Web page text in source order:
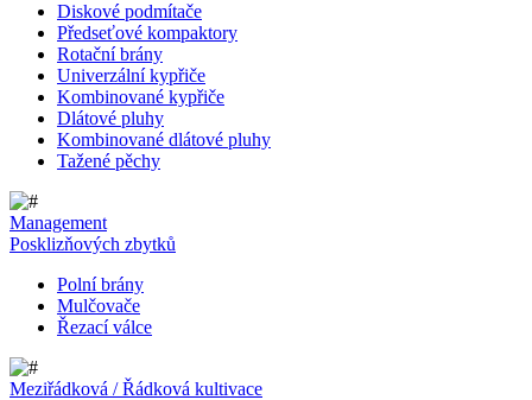
Diskové podmítače
Předseťové kompaktory
Rotační brány
Univerzální kypřiče
Kombinované kypřiče
Dlátové pluhy
Kombinované dlátové pluhy
Tažené pěchy
Management
Posklizňových zbytků
Polní brány
Mulčovače
Řezací válce
Meziřádková / Řádková kultivace